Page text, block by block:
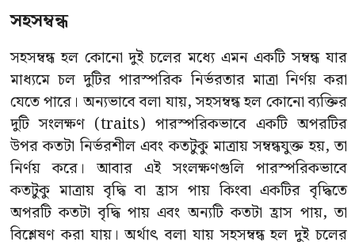
সহসম্বন্ধ
সহসম্বন্ধ হল কোনো দুই চলের মধ্যে এমন একটি সম্বন্ধ যার
মাধ্যমে চল দুটির পারস্পরিক নির্ভরতার মাত্রা নির্ণয় করা
যেতে পারে। অন্যভাবে বলা যায়, সহসম্বন্ধ হল কোনো ব্যক্তির
দুটি সংলক্ষণ (traits) পারস্পরিকভাবে একটি অপরটির
উপর কতটা নির্ভরশীল এবং কতটুকু মাত্রায় সম্বন্ধযুক্ত হয়, তা
নির্ণয় করে। আবার এই সংলক্ষণগুলি পারস্পরিকভাবে
কতটুকু মাত্রায় বৃদ্ধি বা হ্রাস পায় কিংবা একটির বৃদ্ধিতে
অপরটি কতটা বৃদ্ধি পায় এবং অন্যটি কতটা হ্রাস পায়, তা
বিশ্লেষণ করা যায়। অর্থাৎ বলা যায় সহসম্বন্ধ হল দুই চলের